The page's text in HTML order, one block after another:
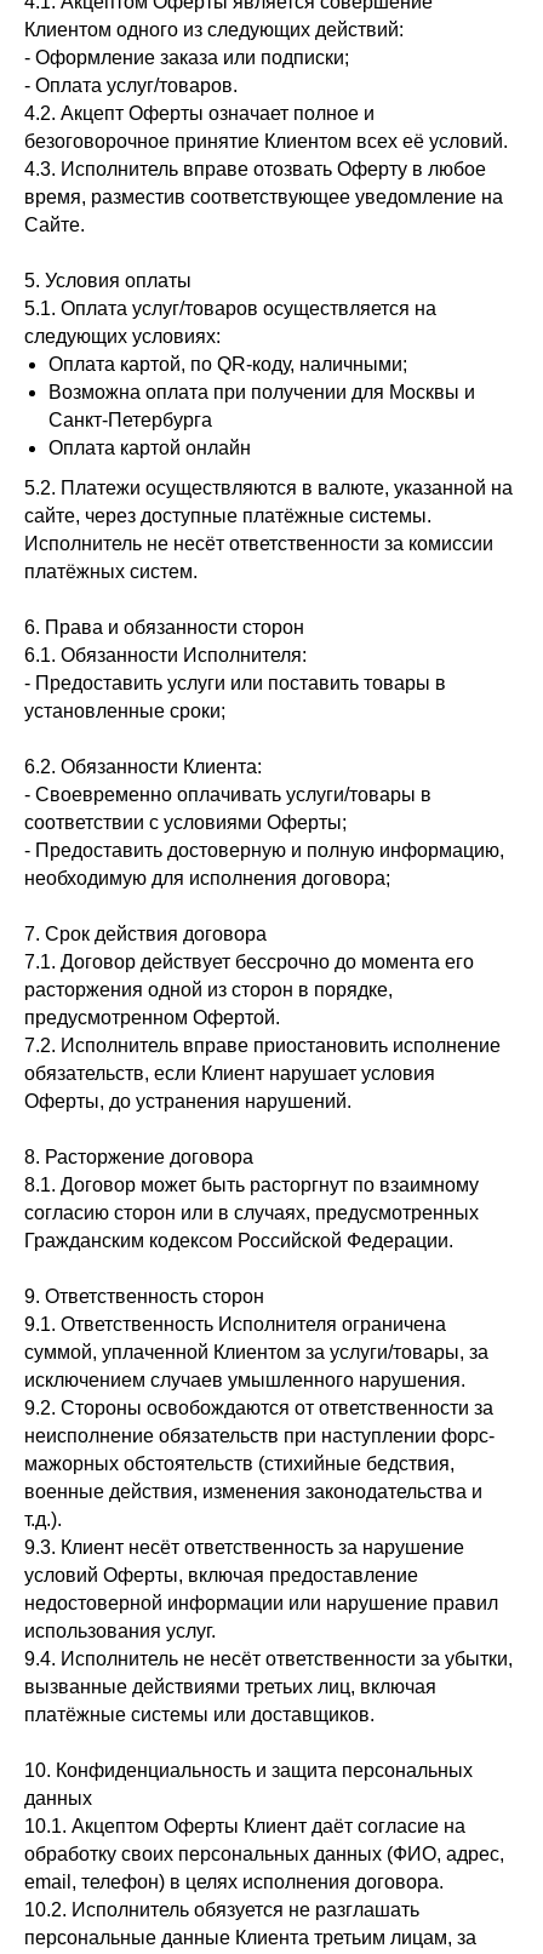
Клиентом одного из следующих действий:
- Оформление заказа или подписки;
- Оплата услуг/товаров.
4.2. Акцепт Оферты означает полное и
безоговорочное принятие Клиентом всех её условий.
4.3. Исполнитель вправе отозвать Оферту в любое
время, разместив соответствующее уведомление на
Сайте.
5. Условия оплаты
5.1. Оплата услуг/товаров осуществляется на
следующих условиях:
Оплата картой, по QR-коду, наличными;
Возможна оплата при получении для Москвы и
Санкт-Петербурга
Оплата картой онлайн
5.2. Платежи осуществляются в валюте, указанной на
сайте, через доступные платёжные системы.
Исполнитель не несёт ответственности за комиссии
платёжных систем.
6. Права и обязанности сторон
6.1. Обязанности Исполнителя:
- Предоставить услуги или поставить товары в
установленные сроки;
6.2. Обязанности Клиента:
- Своевременно оплачивать услуги/товары в
соответствии с условиями Оферты;
- Предоставить достоверную и полную информацию,
необходимую для исполнения договора;
7. Срок действия договора
7.1. Договор действует бессрочно до момента его
расторжения одной из сторон в порядке,
предусмотренном Офертой.
7.2. Исполнитель вправе приостановить исполнение
обязательств, если Клиент нарушает условия
Оферты, до устранения нарушений.
8. Расторжение договора
8.1. Договор может быть расторгнут по взаимному
согласию сторон или в случаях, предусмотренных
Гражданским кодексом Российской Федерации.
9. Ответственность сторон
9.1. Ответственность Исполнителя ограничена
суммой, уплаченной Клиентом за услуги/товары, за
исключением случаев умышленного нарушения.
9.2. Стороны освобождаются от ответственности за
неисполнение обязательств при наступлении форс-
мажорных обстоятельств (стихийные бедствия,
военные действия, изменения законодательства и
т.д.).
9.3. Клиент несёт ответственность за нарушение
условий Оферты, включая предоставление
недостоверной информации или нарушение правил
использования услуг.
9.4. Исполнитель не несёт ответственности за убытки,
вызванные действиями третьих лиц, включая
платёжные системы или доставщиков.
10. Конфиденциальность и защита персональных
данных
10.1. Акцептом Оферты Клиент даёт согласие на
обработку своих персональных данных (ФИО, адрес,
email, телефон) в целях исполнения договора.
10.2. Исполнитель обязуется не разглашать
персональные данные Клиента третьим лицам, за